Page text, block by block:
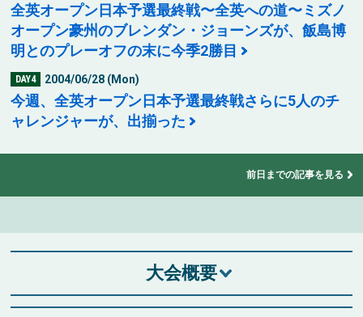
全英オープン日本予選最終戦〜全英への道〜ミズノ
オープン豪州のブレンダン・ジョーンズが、飯島博
明とのプレーオフの末に今季2勝目
DAY4 2004/06/28 (Mon)
今週、全英オープン日本予選最終戦さらに5人のチ
ャレンジャーが、出揃った
前日までの記事を見る
大会概要